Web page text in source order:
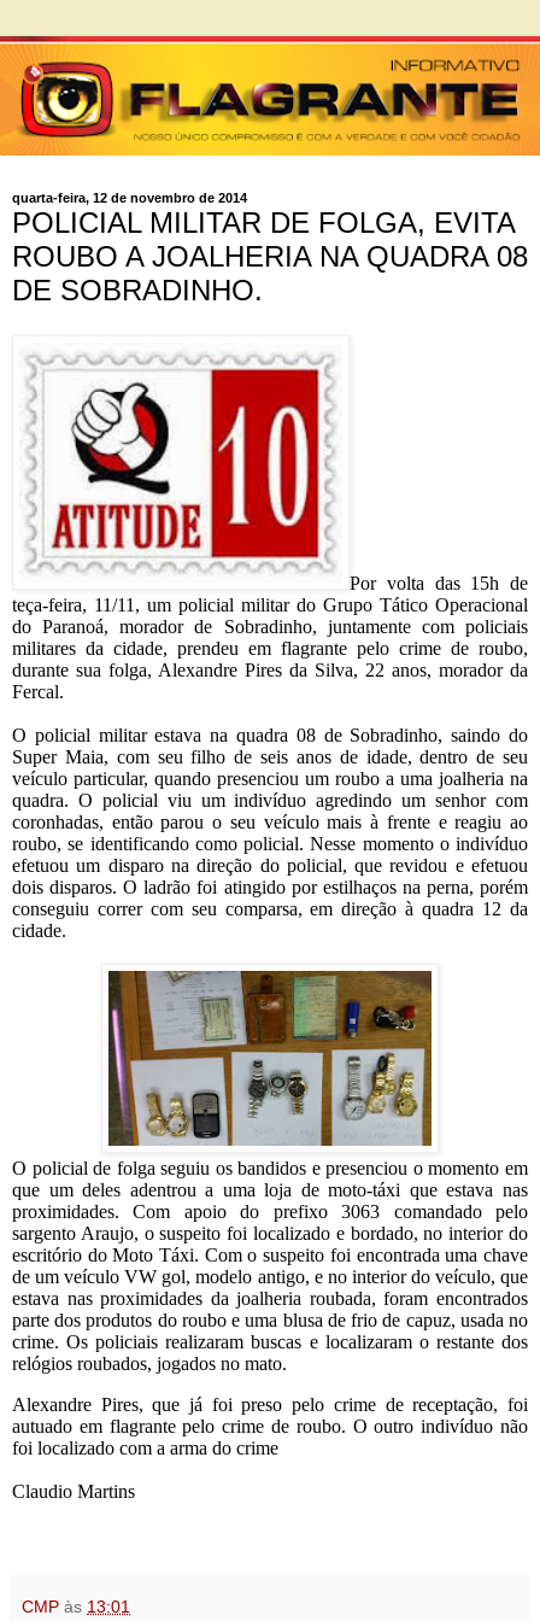
quarta-feira, 12 de novembro de 2014
POLICIAL MILITAR DE FOLGA, EVITA
ROUBO A JOALHERIA NA QUADRA 08
DE SOBRADINHO.
Por volta das 15h de
teça-feira, 11/11, um policial militar do Grupo Tático Operacional
do Paranoá, morador de Sobradinho, juntamente com policiais
militares da cidade, prendeu em flagrante pelo crime de roubo,
durante sua folga, Alexandre Pires da Silva, 22 anos, morador da
Fercal.
O policial militar estava na quadra 08 de Sobradinho, saindo do
Super Maia, com seu filho de seis anos de idade, dentro de seu
veículo particular, quando presenciou um roubo a uma joalheria na
quadra. O policial viu um indivíduo agredindo um senhor com
coronhadas, então parou o seu veículo mais à frente e reagiu ao
roubo, se identificando como policial. Nesse momento o indivíduo
efetuou um disparo na direção do policial, que revidou e efetuou
dois disparos. O ladrão foi atingido por estilhaços na perna, porém
conseguiu correr com seu comparsa, em direção à quadra 12 da
cidade.
O policial de folga seguiu os bandidos e presenciou o momento em
que um deles adentrou a uma loja de moto-táxi que estava nas
proximidades. Com apoio do prefixo 3063 comandado pelo
sargento Araujo, o suspeito foi localizado e bordado, no interior do
escritório do Moto Táxi. Com o suspeito foi encontrada uma chave
de um veículo VW gol, modelo antigo, e no interior do veículo, que
estava nas proximidades da joalheria roubada, foram encontrados
parte dos produtos do roubo e uma blusa de frio de capuz, usada no
crime. Os policiais realizaram buscas e localizaram o restante dos
relógios roubados, jogados no mato.
Alexandre Pires, que já foi preso pelo crime de receptação, foi
autuado em flagrante pelo crime de roubo. O outro indivíduo não
foi localizado com a arma do crime
Claudio Martins
CMP às 13:01